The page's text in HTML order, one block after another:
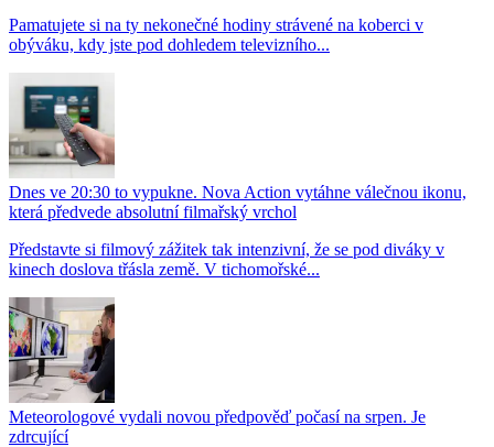
Pamatujete si na ty nekonečné hodiny strávené na koberci v
obýváku, kdy jste pod dohledem televizního...
Dnes ve 20:30 to vypukne. Nova Action vytáhne válečnou ikonu,
která předvede absolutní filmařský vrchol
Představte si filmový zážitek tak intenzivní, že se pod diváky v
kinech doslova třásla země. V tichomořské...
Meteorologové vydali novou předpověď počasí na srpen. Je
zdrcující